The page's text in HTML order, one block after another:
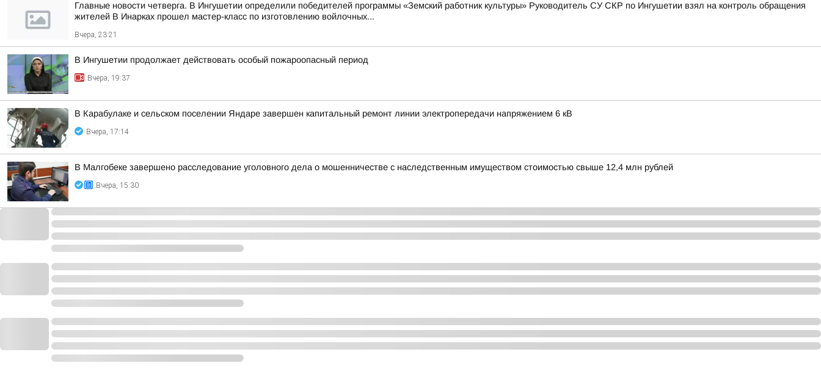
Главные новости четверга. В Ингушетии определили победителей программы «Земский работник культуры» Руководитель СУ СКР по Ингушетии взял на контроль обращения
жителей В Инарках прошел мастер-класс по изготовлению войлочных...
Вчера, 23:21
В Ингушетии продолжает действовать особый пожароопасный период
Вчера, 19:37
В Карабулаке и сельском поселении Яндаре завершен капитальный ремонт линии электропередачи напряжением 6 кВ
Вчера, 17:14
В Малгобеке завершено расследование уголовного дела о мошенничестве с наследственным имуществом стоимостью свыше 12,4 млн рублей
Вчера, 15:30